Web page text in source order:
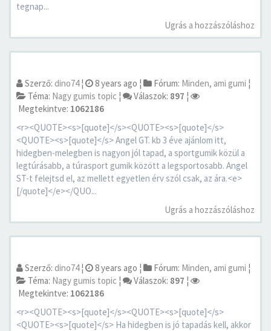
tegnap...
Ugrás a hozzászóláshoz
Szerző: dino74¦ 8 years ago ¦ Fórum: Minden, ami gumi ¦
Téma: Nagy gumis topic ¦ Válaszok: 897 ¦
Megtekintve: 1062186
<r><QUOTE><s>[quote]</s><QUOTE><s>[quote]</s>
<QUOTE><s>[quote]</s> Angel GT. kb 3 éve ajánlom itt,
hidegben-melegben is nagyon jól tapad, a sportgumik közül a
legtúrásabb, a túrasport gumik között a legsportosabb. Angel
ST-t felejtsd el, az mellett egyetlen érv szól csak, az ára.<e>
[/quote]</e></QUO...
Ugrás a hozzászóláshoz
Szerző: dino74¦ 8 years ago ¦ Fórum: Minden, ami gumi ¦
Téma: Nagy gumis topic ¦ Válaszok: 897 ¦
Megtekintve: 1062186
<r><QUOTE><s>[quote]</s><QUOTE><s>[quote]</s>
<QUOTE><s>[quote]</s> Ha hidegben is jó tapadás kell, akkor